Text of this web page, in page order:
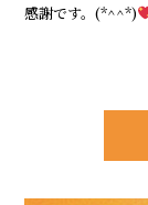
感謝です。(*^^*)